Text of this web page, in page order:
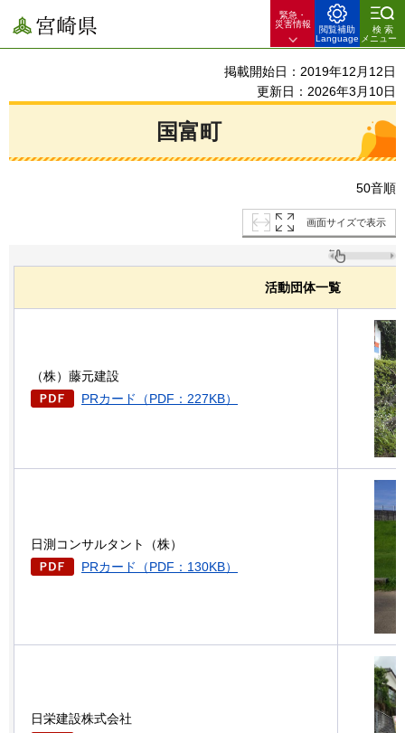
宮崎県
緊急・
災害情報
閲覧補助
Language
検索
メニュー
掲載開始日：2019年12月12日
更新日：2026年3月10日
国富町
50音順
画面サイズで表示
活動団体一覧
（株）藤元建設
PRカード（PDF：227KB）
日測コンサルタント（株）
PRカード（PDF：130KB）
日栄建設株式会社